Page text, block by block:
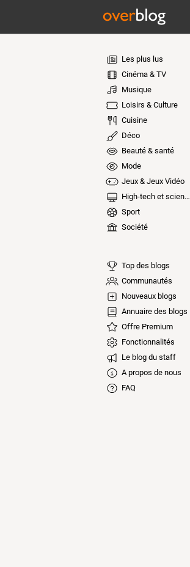
Les plus lus
Cinéma & TV
Musique
Loisirs & Culture
Cuisine
Déco
Beauté & santé
Mode
Jeux & Jeux Vidéo
High-tech et sciences
Sport
Société
Top des blogs
Communautés
Nouveaux blogs
Annuaire des blogs
Offre Premium
Fonctionnalités
Le blog du staff
A propos de nous
FAQ